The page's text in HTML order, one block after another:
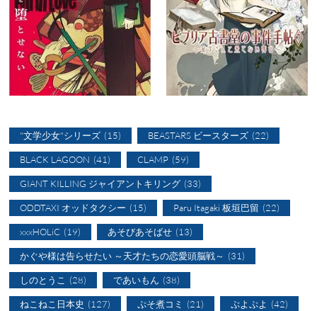
"文学少女"シリーズ (15) BEASTARS ビースターズ (22)
BLACK LAGOON (41) CLAMP (59)
GIANT KILLING ジャイアントキリング (33)
ODDTAXI オッドタクシー (15) Paru Itagaki 板垣巴留 (22)
xxxHOLiC (19) あそびあそばせ (13)
かぐや様は告らせたい ～天才たちの恋愛頭脳戦～ (31)
しのとうこ (28) であいもん (38)
ねこねこ日本史 (127) ぷそ煮コミ (21) ぷよぷよ (42)